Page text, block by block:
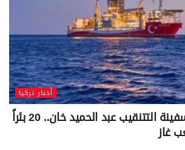
أخبار تركيا
حصاد 4 سنوات لسفينة التتنقيب عبد الحميد خان.. 20 بئراً